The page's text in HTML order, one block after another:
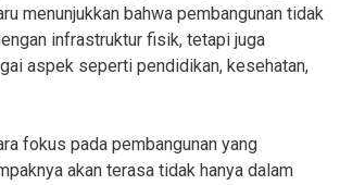
menunjukkan bahwa pembangunan tidak
infrastruktur fisik, tetapi juga
aspek seperti pendidikan, kesehatan,
fokus pada pembangunan yang
akan terasa tidak hanya dalam